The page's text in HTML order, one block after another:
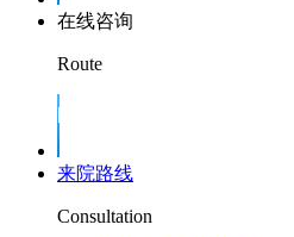
在线咨询
Route
来院路线
Consultation